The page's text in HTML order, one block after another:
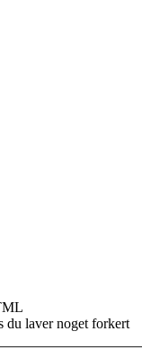
du laver noget forkert